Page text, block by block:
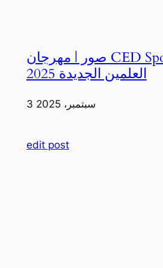
صور | مهرجان CED Sportival في
العلمين الجديدة 2025
3 سبتمبر، 2025
edit post